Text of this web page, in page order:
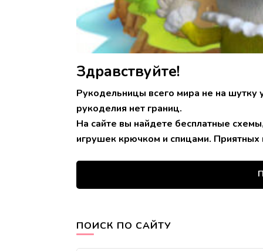
Здравствуйте!
Рукодельницы всего мира не на шутку
рукоделия нет границ.
На сайте вы найдете бесплатные
игрушек крючком и спицами. Приятных
ПОИСК ПО САЙТУ